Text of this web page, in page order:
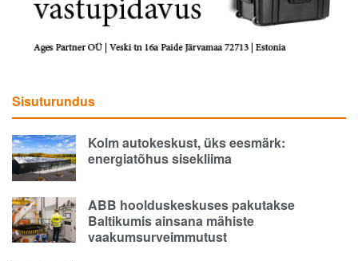
Sisuturundus
Kolm autokeskust, üks eesmärk:
energiatõhus sisekliima
ABB hoolduskeskuses pakutakse
Baltikumis ainsana mähiste
vaakumsurveimmutust